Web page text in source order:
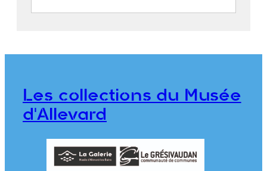
Parc thermal d’Allevard
Les collections du Musée
d'Allevard